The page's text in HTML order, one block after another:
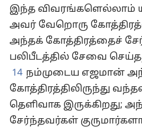
இந்த விவரங்களெல்லாம்
அவர் வேறொரு
அந்தக் கோத்திரத்தைச்
பலிபீடத்தில் சேவை
14 நம்முடைய எஜமான்
கோத்திரத்திலிருந்து
தெளிவாக இருக்கிறது;
சேர்ந்தவர்கள்